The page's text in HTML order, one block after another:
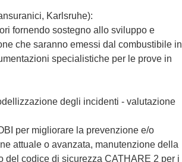
Karlsruhe):
fornendo sostegno allo sviluppo e
che saranno emessi dal combustibile in
specialistiche per le prove in
degli incidenti - valutazione
per migliorare la prevenzione e/o
attuale o avanzata, manutenzione della
del codice di sicurezza CATHARE 2 per i